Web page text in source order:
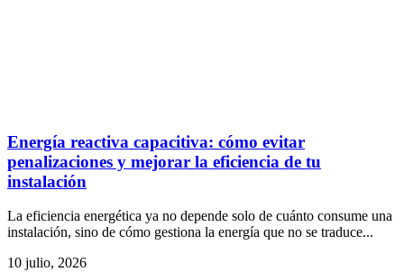
Energía reactiva capacitiva: cómo evitar
penalizaciones y mejorar la eficiencia de tu
instalación
La eficiencia energética ya no depende solo de cuánto consume una
instalación, sino de cómo gestiona la energía que no se traduce...
10 julio, 2026